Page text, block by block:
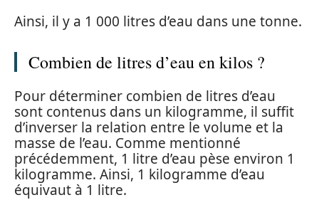
Ainsi, il y a 1 000 litres d’eau dans une tonne.
Combien de litres d’eau en kilos ?
Pour déterminer combien de litres d’eau
sont contenus dans un kilogramme, il suffit
d’inverser la relation entre le volume et la
masse de l’eau. Comme mentionné
précédemment, 1 litre d’eau pèse environ 1
kilogramme. Ainsi, 1 kilogramme d’eau
équivaut à 1 litre.